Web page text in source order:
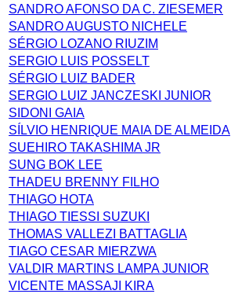
SANDRO AFONSO DA C. ZIESEMER
SANDRO AUGUSTO NICHELE
SÉRGIO LOZANO RIUZIM
SERGIO LUIS POSSELT
SÉRGIO LUIZ BADER
SERGIO LUIZ JANCZESKI JUNIOR
SIDONI GAIA
SÍLVIO HENRIQUE MAIA DE ALMEIDA
SUEHIRO TAKASHIMA JR
SUNG BOK LEE
THADEU BRENNY FILHO
THIAGO HOTA
THIAGO TIESSI SUZUKI
THOMAS VALLEZI BATTAGLIA
TIAGO CESAR MIERZWA
VALDIR MARTINS LAMPA JUNIOR
VICENTE MASSAJI KIRA